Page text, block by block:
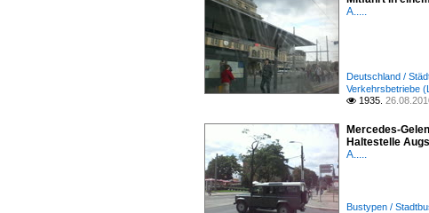
A.....
Deutschland /
Verkehrsbetriebe
 1935.
Mercedes-
Haltestelle
A.....
Bustypen /